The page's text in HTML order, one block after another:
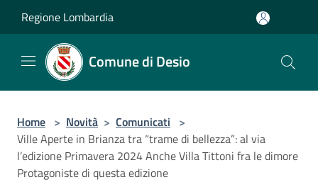
Regione Lombardia
Comune di Desio
Home > Novità > Comunicati >
Ville Aperte in Brianza tra “trame di bellezza”: al via
l’edizione Primavera 2024 Anche Villa Tittoni fra le dimore
Protagoniste di questa edizione